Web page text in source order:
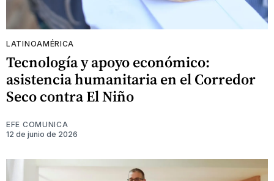
LATINOAMÉRICA
Tecnología y apoyo económico:
asistencia humanitaria en el Corredor
Seco contra El Niño
EFE COMUNICA
12 de junio de 2026